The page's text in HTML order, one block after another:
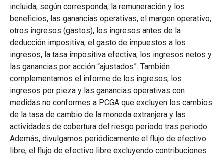
incluida, según corresponda, la remuneración y los
beneficios, las ganancias operativas, el margen operativo,
otros ingresos (gastos), los ingresos antes de la
deducción impositiva, el gasto de impuestos a los
ingresos, la tasa impositiva efectiva, los ingresos netos y
las ganancias por acción “ajustados”. También
complementamos el informe de los ingresos, los
ingresos por pieza y las ganancias operativas con
medidas no conformes a PCGA que excluyen los cambios
de la tasa de cambio de la moneda extranjera y las
actividades de cobertura del riesgo periodo tras periodo.
Además, divulgamos periódicamente el flujo de efectivo
libre, el flujo de efectivo libre excluyendo contribuciones